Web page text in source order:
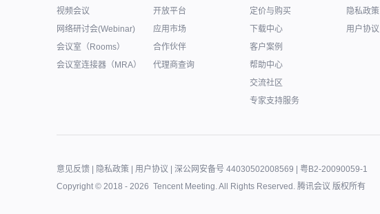
视频会议
网络研讨会(Webinar)
会议室（Rooms）
会议室连接器（MRA）
开放平台
应用市场
合作伙伴
代理商查询
定价与购买
下载中心
客户案例
帮助中心
交流社区
专家支持服务
隐私政策
用户协议
意见反馈 隐私政策 用户协议 深公网安备号 44030502008569
粤B2-20090059-1
Copyright © 2018 - 2026 Tencent Meeting. All Rights Reserved. 腾讯会议 版权所有